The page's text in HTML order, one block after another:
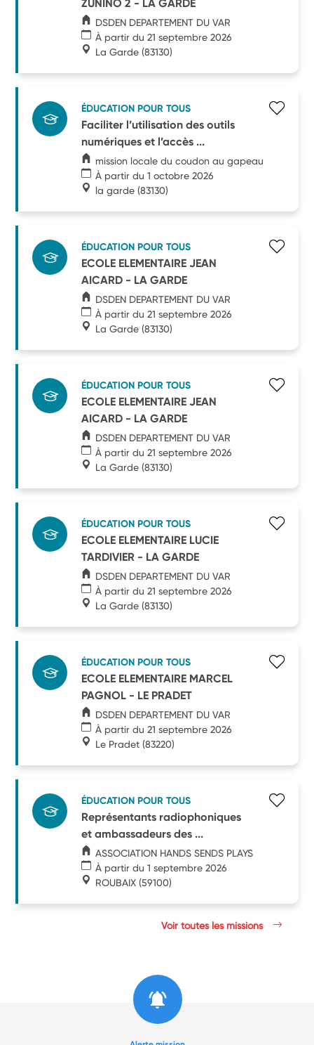
ZUNINO 2 - LA GARDE
DSDEN DEPARTEMENT DU VAR
À partir du 21 septembre 2026
La Garde (83130)
ÉDUCATION POUR TOUS
Faciliter l’utilisation des outils
numériques et l’accès ...
mission locale du coudon au gapeau
À partir du 1 octobre 2026
la garde (83130)
ÉDUCATION POUR TOUS
ECOLE ELEMENTAIRE JEAN
AICARD - LA GARDE
DSDEN DEPARTEMENT DU VAR
À partir du 21 septembre 2026
La Garde (83130)
ÉDUCATION POUR TOUS
ECOLE ELEMENTAIRE JEAN
AICARD - LA GARDE
DSDEN DEPARTEMENT DU VAR
À partir du 21 septembre 2026
La Garde (83130)
ÉDUCATION POUR TOUS
ECOLE ELEMENTAIRE LUCIE
TARDIVIER - LA GARDE
DSDEN DEPARTEMENT DU VAR
À partir du 21 septembre 2026
La Garde (83130)
ÉDUCATION POUR TOUS
ECOLE ELEMENTAIRE MARCEL
PAGNOL - LE PRADET
DSDEN DEPARTEMENT DU VAR
À partir du 21 septembre 2026
Le Pradet (83220)
ÉDUCATION POUR TOUS
Représentants radiophoniques
et ambassadeurs des ...
ASSOCIATION HANDS SENDS PLAYS
À partir du 1 septembre 2026
ROUBAIX (59100)
Voir toutes les missions